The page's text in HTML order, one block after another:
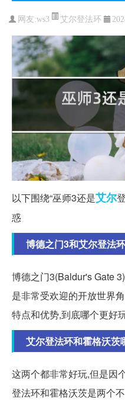
网友:ws3 艾尔登法环
以下围绕“巫师3还是艾尔
惑
博德之门3和艾尔登法
博德之门3(Baldur's Gate
是非常受欢迎的开放世界
特点和优势,到底哪个更好
艾尔登法环和霍格沃茨
这两个都非常好玩,但是因
登法环和霍格沃茨是两个